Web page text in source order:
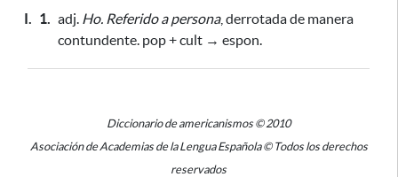
I. 1. adj. Ho. Referido a persona, derrotada de manera
contundente. pop + cult → espon.
Diccionario de americanismos © 2010
Asociación de Academias de la Lengua Española © Todos los derechos
reservados